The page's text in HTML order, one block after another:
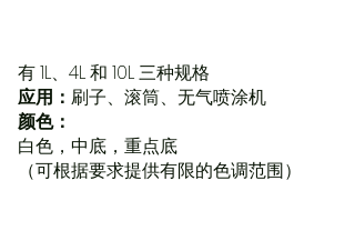
有 1L、4L 和 10L 三种规格
应用： 刷子、滚筒、无气喷涂机
颜色：
白色，中底，重点底
（可根据要求提供有限的色调范围）